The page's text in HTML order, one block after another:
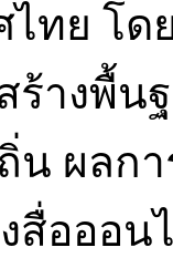
ไทย โ
ร้างพื้
น ผลก
สื่อออน